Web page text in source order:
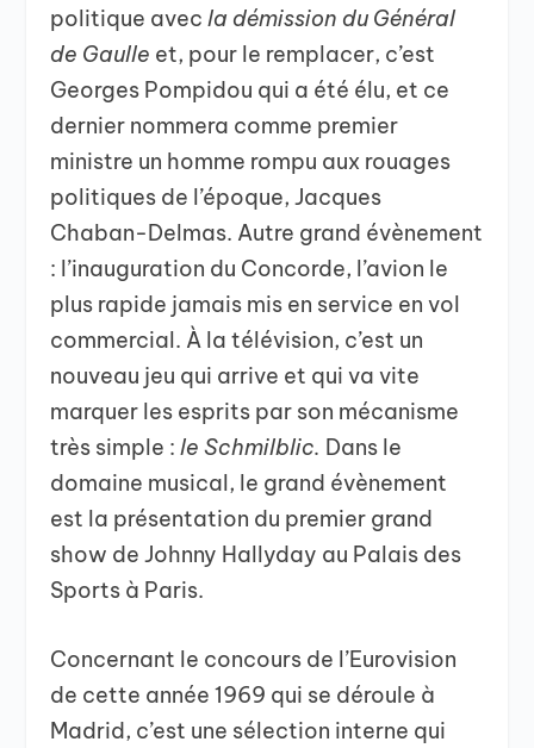
politique avecla démission du Général
de Gaulle et, pour le remplacer, c’est
Georges Pompidou qui a été élu, et ce
dernier nommera comme premier
ministre un homme rompu aux rouages
politiques de l’époque, Jacques
Chaban-Delmas. Autre grand évènement
: l’inauguration du Concorde, l’avion le
plus rapide jamais mis en service en vol
commercial. À la télévision, c’est un
nouveau jeu qui arrive et qui va vite
marquer les esprits par son mécanisme
très simple :le Schmilblic. Dans le
domaine musical, le grand évènement
est la présentation du premier grand
show de Johnny Hallyday au Palais des
Sports à Paris.
Concernant le concours de l’Eurovision
de cette année 1969 qui se déroule à
Madrid, c’est une sélection interne qui